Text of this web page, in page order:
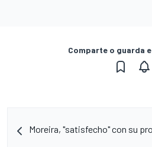
Comparte o guarda
Moreira, "satisfecho" con su